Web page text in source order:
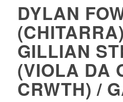
DYLAN
GILLIAN
(VIOLA DA
CRWTH) /